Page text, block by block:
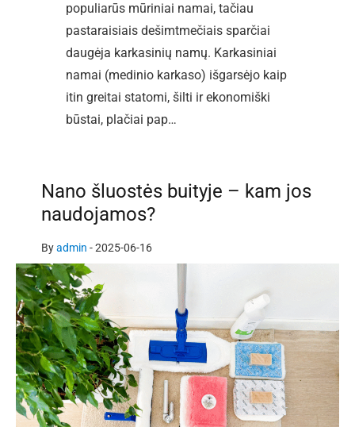
populiarūs mūriniai namai, tačiau
pastaraisiais dešimtmečiais sparčiai
daugėja karkasinių namų. Karkasiniai
namai (medinio karkaso) išgarsėjo kaip
itin greitai statomi, šilti ir ekonomiški
būstai, plačiai pap…
Nano šluostės buityje – kam jos
naudojamos?
Byadmin -2025-06-16